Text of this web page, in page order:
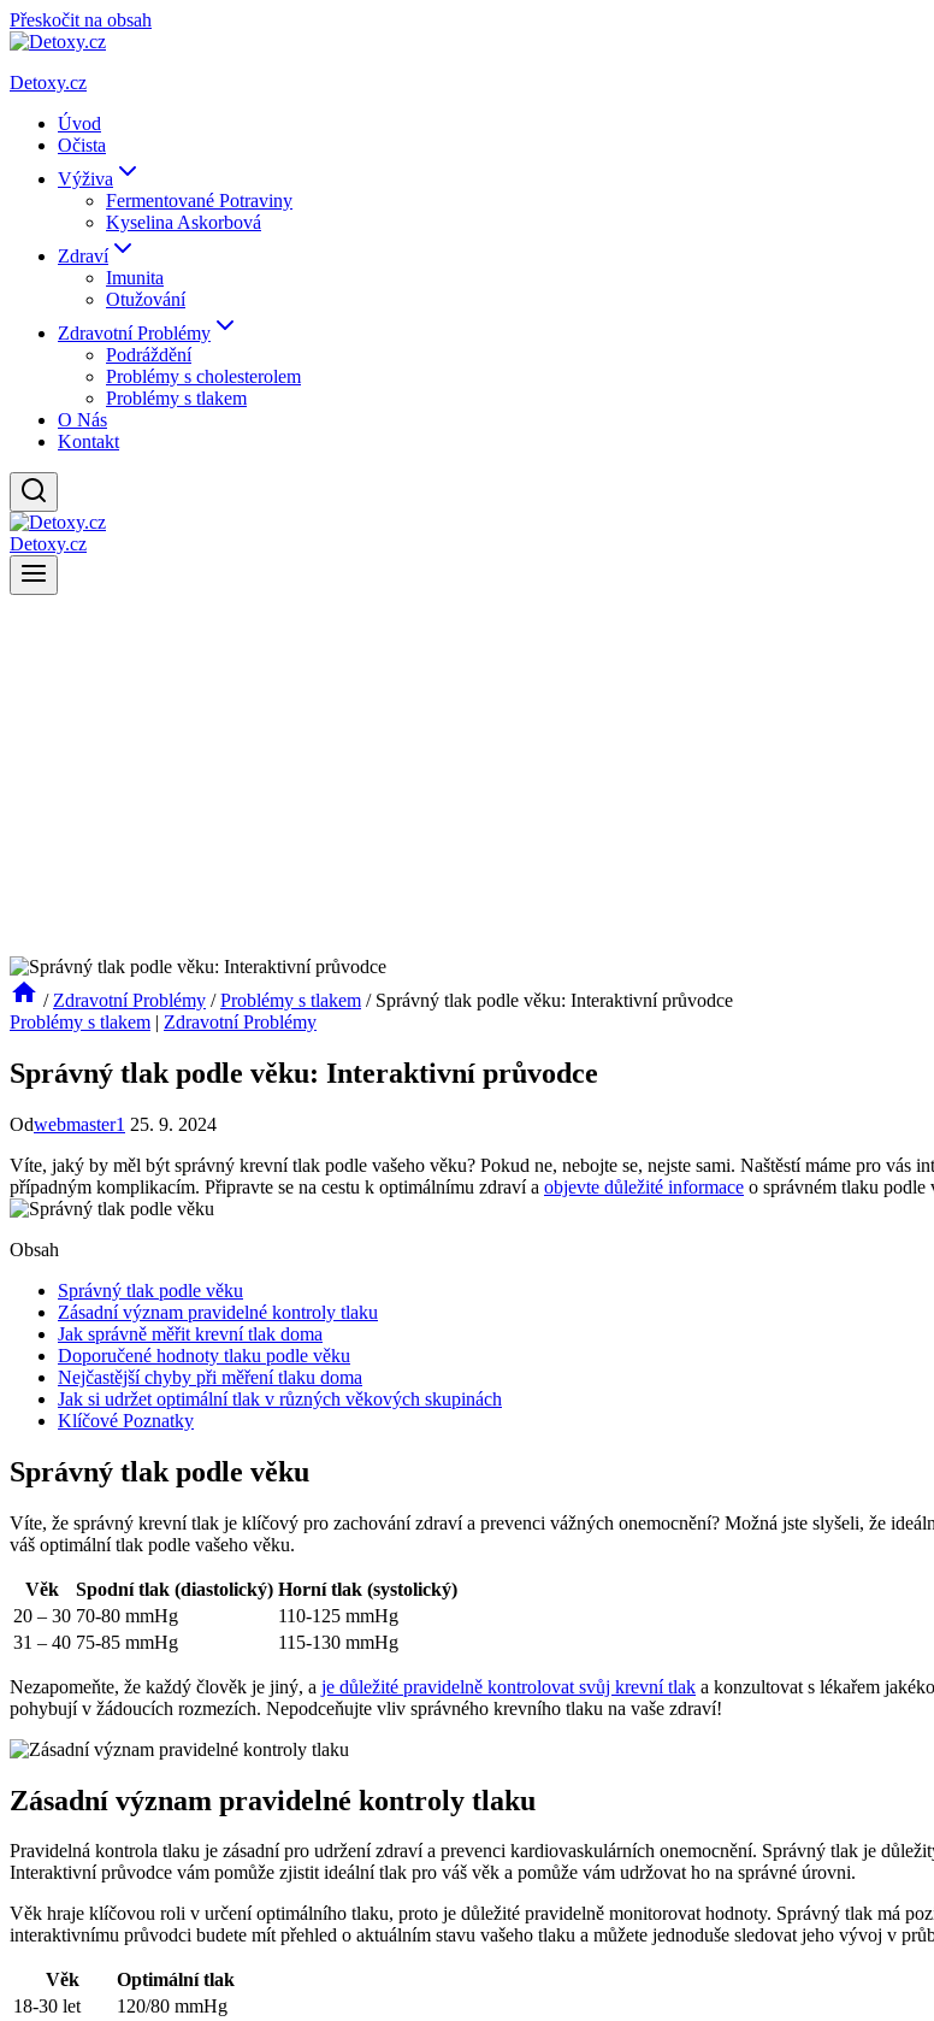
Přeskočit na obsah
Detoxy.cz
Úvod
Očista
Výživa
Fermentované Potraviny
Kyselina Askorbová
Zdraví
Imunita
Otužování
Zdravotní Problémy
Podráždění
Problémy s cholesterolem
Problémy s tlakem
O Nás
Kontakt
Detoxy.cz
/ Zdravotní Problémy / Problémy s tlakem / Správný tlak podle věku: Interaktivní průvodce
Problémy s tlakem | Zdravotní Problémy
Správný tlak podle věku: Interaktivní průvodce
Odwebmaster1 25. 9. 2024
Víte, jaký by měl být správný krevní tlak podle vašeho věku? Pokud ne, nebojte se, nejste sami. Naštěstí máme pro vás
případným komplikacím. Připravte se na cestu k optimálnímu zdraví a objevte důležité informace o správném tlaku podle
Obsah
Správný tlak podle věku
Zásadní význam pravidelné kontroly tlaku
Jak správně měřit krevní tlak doma
Doporučené hodnoty tlaku podle věku
Nejčastější chyby při měření tlaku doma
Jak si udržet optimální tlak v různých věkových skupinách
Klíčové Poznatky
Správný tlak podle věku
Víte, že správný krevní tlak je klíčový pro zachování zdraví a prevenci vážných onemocnění? Možná jste slyšeli, že
váš optimální tlak podle vašeho věku.
Věk Spodní tlak (diastolický) Horní tlak (systolický)
20 – 30 70-80 mmHg
110-125 mmHg
31 – 40 75-85 mmHg 115-130 mmHg
Nezapomeňte, že každý člověk je jiný, a je důležité pravidelně kontrolovat svůj krevní tlak a konzultovat s lékařem
pohybují v žádoucích rozmezích. Nepodceňujte vliv správného krevního tlaku na vaše zdraví!
Zásadní význam pravidelné kontroly tlaku
Pravidelná kontrola tlaku je zásadní pro udržení zdraví a prevenci kardiovaskulárních onemocnění. Správný tlak je
Interaktivní průvodce vám pomůže zjistit ideální tlak pro váš věk a pomůže vám udržovat ho na správné úrovni.
Věk hraje klíčovou roli v určení optimálního tlaku, proto je důležité pravidelně monitorovat hodnoty. Správný tlak má
interaktivnímu průvodci budete mít přehled o aktuálním stavu vašeho tlaku a můžete jednoduše sledovat jeho vývoj v
Věk
Optimální tlak
18-30 let
120/80 mmHg